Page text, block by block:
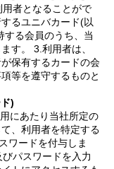
者となることがで
るユニバカード(以
する会員のうち、当
ます。 3.利用者は、
保有するカードの会
等を遵守するものと
)
にあたり当社所定の
、利用者を特定する
ワードを付与しま
パスワードを入力